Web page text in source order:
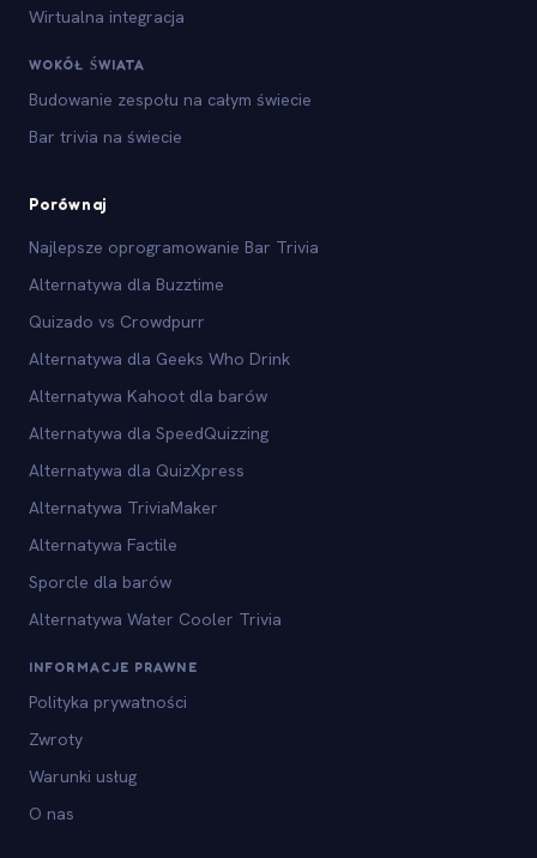
Wirtualna integracja
WOKÓŁ ŚWIATA
Budowanie zespołu na całym świecie
Bar trivia na świecie
Porównaj
Najlepsze oprogramowanie Bar Trivia
Alternatywa dla Buzztime
Quizado vs Crowdpurr
Alternatywa dla Geeks Who Drink
Alternatywa Kahoot dla barów
Alternatywa dla SpeedQuizzing
Alternatywa dla QuizXpress
Alternatywa TriviaMaker
Alternatywa Factile
Sporcle dla barów
Alternatywa Water Cooler Trivia
INFORMACJE PRAWNE
Polityka prywatności
Zwroty
Warunki usług
O nas